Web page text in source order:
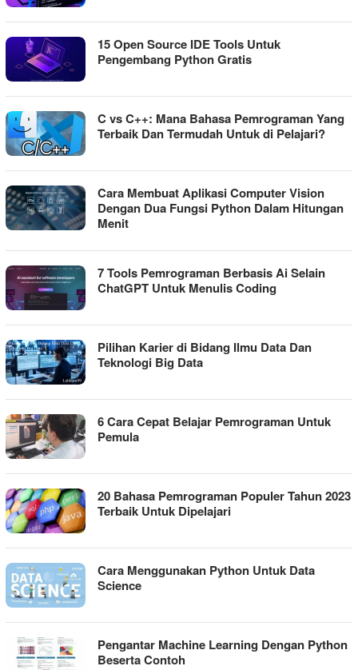
15 Open Source IDE Tools Untuk
Pengembang Python Gratis
C vs C++: Mana Bahasa Pemrograman Yang
Terbaik Dan Termudah Untuk di Pelajari?
Cara Membuat Aplikasi Computer Vision
Dengan Dua Fungsi Python Dalam Hitungan
Menit
7 Tools Pemrograman Berbasis Ai Selain
ChatGPT Untuk Menulis Coding
Pilihan Karier di Bidang Ilmu Data Dan
Teknologi Big Data
6 Cara Cepat Belajar Pemrograman Untuk
Pemula
20 Bahasa Pemrograman Populer Tahun 2023
Terbaik Untuk Dipelajari
Cara Menggunakan Python Untuk Data
Science
Pengantar Machine Learning Dengan Python
Beserta Contoh